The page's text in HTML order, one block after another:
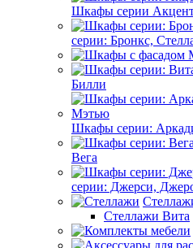
Шкафы серии
серии: Бронкс,
Билли
Шкафы серии:
Вега
серии: Джерси,
Стеллажи Вита